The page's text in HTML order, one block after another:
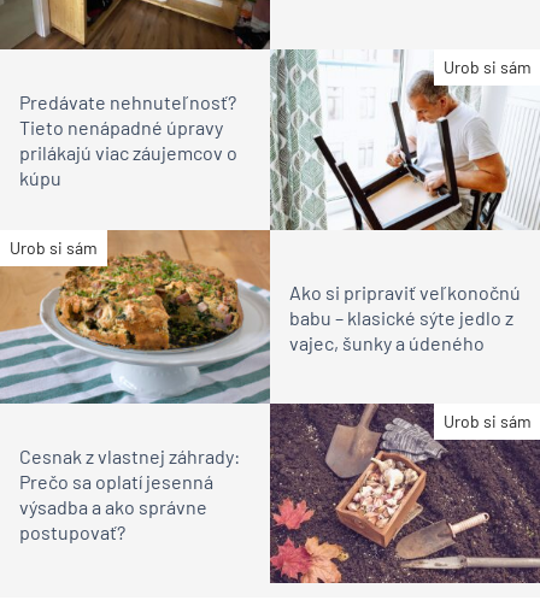
Urob si sám
Predávate nehnuteľnosť?
Tieto nenápadné úpravy
prilákajú viac záujemcov o
kúpu
Urob si sám
Ako si pripraviť veľkonočnú
babu – klasické sýte jedlo z
vajec, šunky a údeného
Urob si sám
Cesnak z vlastnej záhrady:
Prečo sa oplatí jesenná
výsadba a ako správne
postupovať?